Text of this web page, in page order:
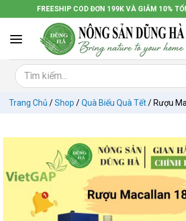
đến
dung
FREESHIP COD ĐƠN 199K VÀ GIẢM 10%
Trang Chủ /Shop /Quà Biếu Quà Tết/ Rượu